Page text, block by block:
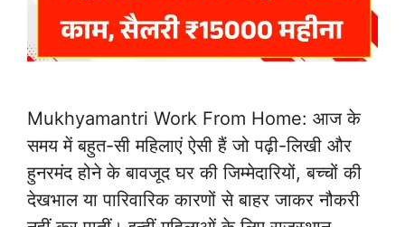
Mukhyamantri Work From Home: आज के
समय में बहुत-सी महिलाएं ऐसी हैं जो पढ़ी-लिखी और
हुनरमंद होने के बावजूद घर की जिम्मेदारियों, बच्चों की
देखभाल या पारिवारिक कारणों से बाहर जाकर नौकरी